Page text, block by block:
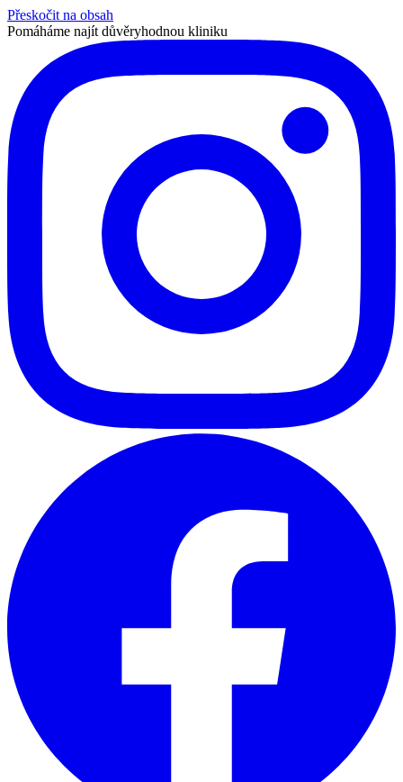
Přeskočit na obsah
Pomáháme najít důvěryhodnou kliniku